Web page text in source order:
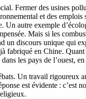
Fermer des usines
et des
autre exemple
Mais si les
discours unique qui
fabriqué en Chine.
les pays de l’ouest,
Un travail
est évidente :